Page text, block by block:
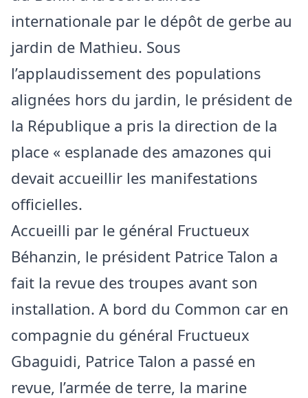
internationale par le dépôt de gerbe au
jardin de Mathieu. Sous
l’applaudissement des populations
alignées hors du jardin, le président de
la République a pris la direction de la
place « esplanade des amazones qui
devait accueillir les manifestations
officielles.
Accueilli par le général Fructueux
Béhanzin, le président Patrice Talon a
fait la revue des troupes avant son
installation. A bord du Common car en
compagnie du général Fructueux
Gbaguidi, Patrice Talon a passé en
revue, l’armée de terre, la marine